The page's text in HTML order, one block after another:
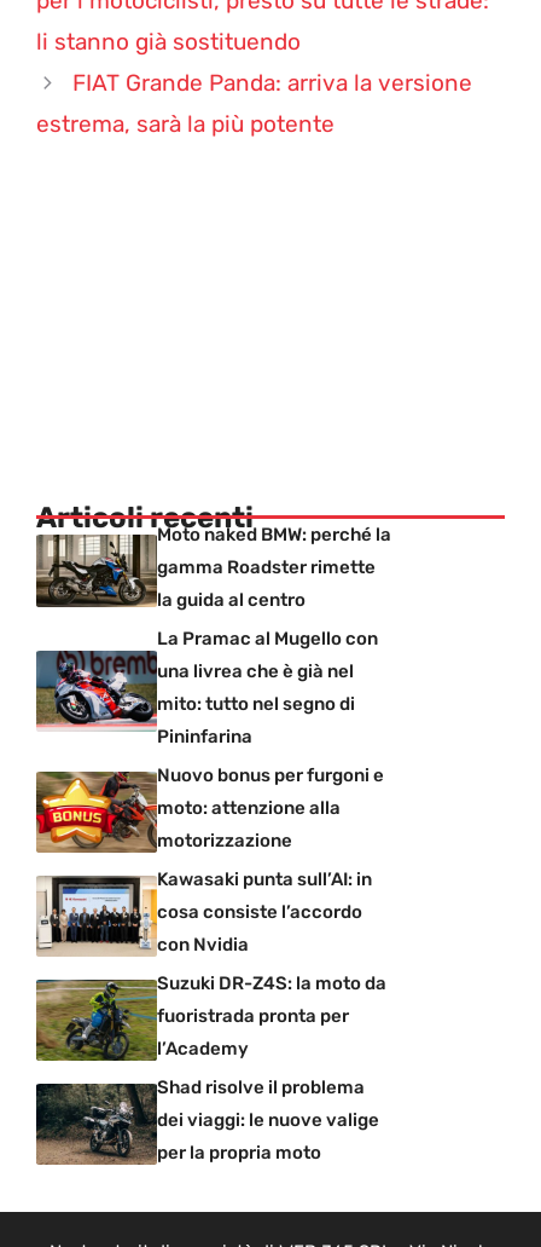
li stanno già sostituendo
FIAT Grande Panda: arriva la versione
estrema, sarà la più potente
Articoli recentiMoto naked BMW: perché la
gamma Roadster rimette
la guida al centro
La Pramac al Mugello con
una livrea che è già nel
mito: tutto nel segno di
Pininfarina
Nuovo bonus per furgoni e
moto: attenzione alla
motorizzazione
Kawasaki punta sull’AI: in
cosa consiste l’accordo
con Nvidia
Suzuki DR-Z4S: la moto da
fuoristrada pronta per
l’Academy
Shad risolve il problema
dei viaggi: le nuove valige
per la propria moto